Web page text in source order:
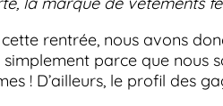
rentrée, nous avons
parce que nous
! D’ailleurs, le profil des